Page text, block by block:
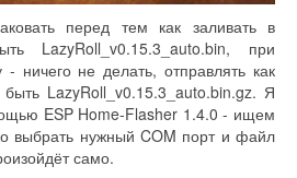
перед тем как заливать в
LazyRoll_v0.15.3_auto.bin, при
ничего не делать, отправлять как
LazyRoll_v0.15.3_auto.bin.gz. Я
ESP Home-Flasher 1.4.0 - ищем
выбрать нужный COM порт и файл
само.